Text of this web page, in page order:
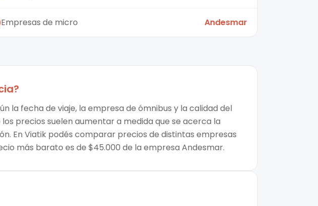
Empresas de micro Andesmar
?
la fecha de viaje, la empresa de ómnibus y la calidad del
precios suelen aumentar a medida que se acerca la
En Viatik podés comparar precios de distintas empresas
más barato es de $45.000 de la empresa Andesmar.